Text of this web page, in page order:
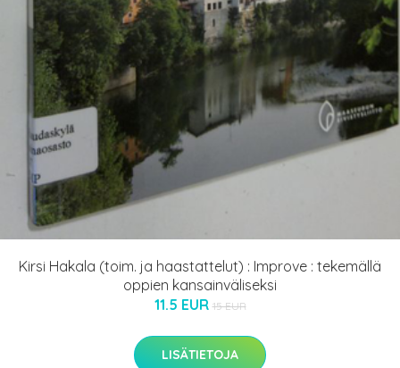
Kirsi Hakala (toim. ja haastattelut) : Improve : tekemällä
oppien kansainväliseksi
11.5 EUR 15 EUR
LISÄTIETOJA